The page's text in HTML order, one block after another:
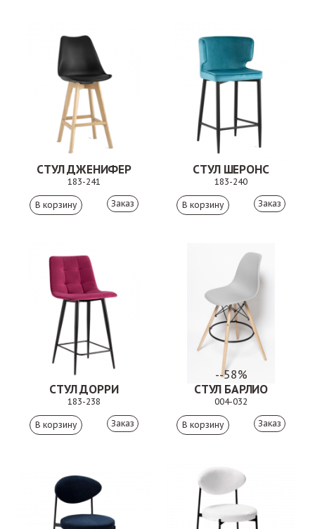
СТУЛ ДЖЕНИФЕР
183-241
Заказ
СТУЛ ШЕРОНС
183-240
Заказ
СТУЛ ДОРРИ
183-238
Заказ
--58%
СТУЛ БАРЛИО
004-032
Заказ